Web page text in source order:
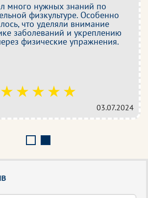
много нужных знаний по
физкультуре. Особенно
что уделяли внимание
заболеваний и укреплению
физические упражнения.
03.07.2024